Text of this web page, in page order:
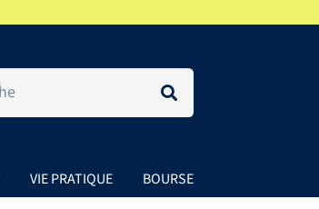
VIE PRATIQUE BOURSE